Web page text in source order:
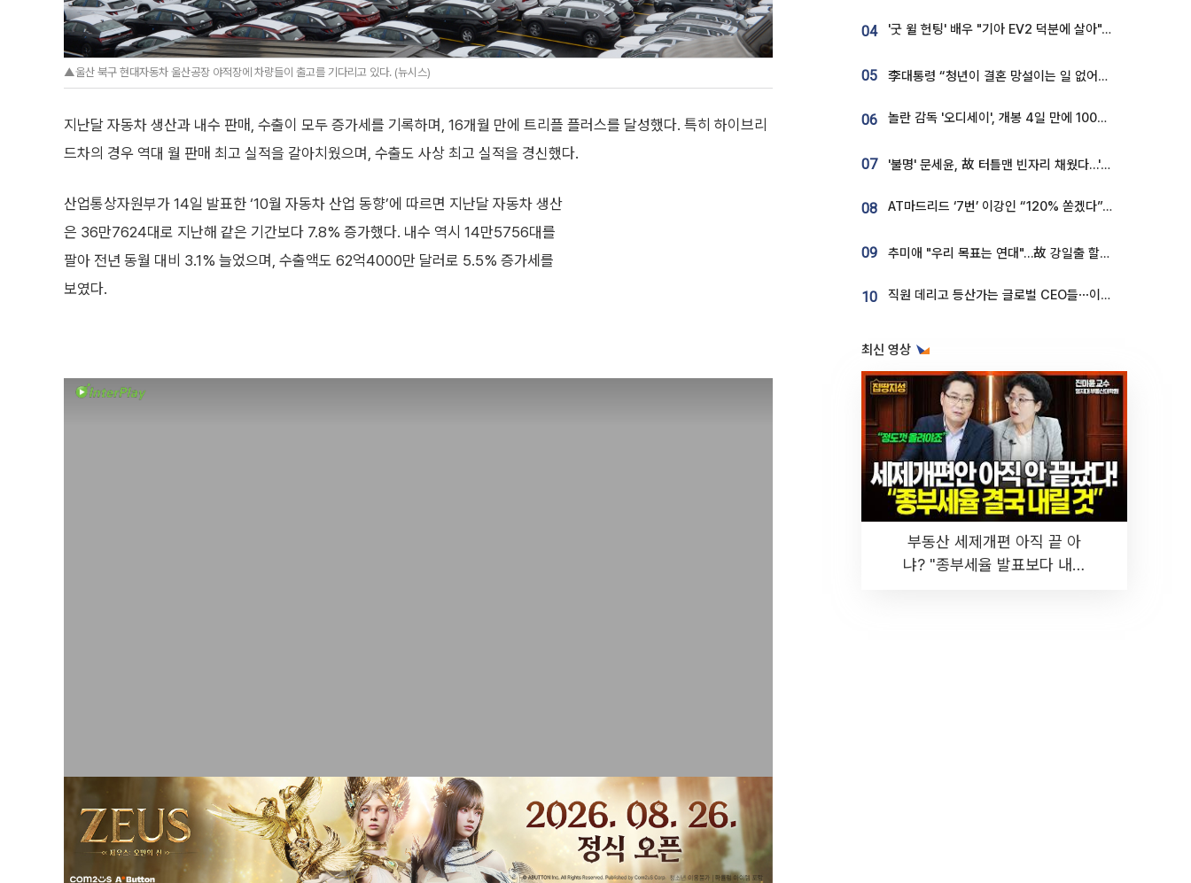
▲울산 북구 현대자동차 울산공장 야적장에 차량들이 출고를 기다리고 있다. (뉴시스)
지난달 자동차 생산과 내수 판매, 수출이 모두 증가세를 기록하며, 16개월 만에 트리플 플러스를 달성했다. 특히 하이브리
드차의 경우 역대 월 판매 최고 실적을 갈아치웠으며, 수출도 사상 최고 실적을 경신했다.
산업통상자원부가 14일 발표한 ‘10월 자동차 산업 동향’에 따르면 지난달 자동차 생산
은 36만7624대로 지난해 같은 기간보다 7.8% 증가했다. 내수 역시 14만5756대를
팔아 전년 동월 대비 3.1% 늘었으며, 수출액도 62억4000만 달러로 5.5% 증가세를
보였다.
04 '굿 윌 헌팅' 배우 "기아 EV2 덕분에 살아"…교통사고 후 안전성 극찬
05 李대통령 “청년이 결혼 망설이는 일 없어야...제도상 불이익 조사”
06 놀란 감독 '오디세이', 개봉 4일 만에 100만 돌파⋯'왕사남' 보다 빠르다
07 '불명' 문세윤, 故 터틀맨 빈자리 채웠다…'거북이' 눈물의 최종 우승
08 AT마드리드 ‘7번’ 이강인 “120% 쏟겠다”⋯시메오네 감독 “필요한 선수”
09 추미애 "우리 목표는 연대"…故 강일출 할머니 흉상 제막
10 직원 데리고 등산가는 글로벌 CEO들⋯이유 있었네
최신 영상
부동산 세제개편 아직 끝 아
냐? "종부세율 발표보다 내릴